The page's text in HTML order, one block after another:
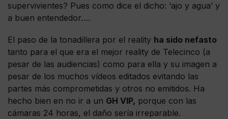
supervivientes? Pues como dice el dicho: ‘ajo y agua’ y
a buen entendedor….
El paso de la tonadillera por el reality ha sido nefasto
tanto para el que era el mejor reality de Telecinco (a
pesar de las audiencias) como para ella y su imagen a
pesar de los muchos vídeos editados evitando las
partes más comprometidas y otros no emitidos. Ha
hecho bien en no ir a un GH VIP, porque con las
cámaras 24 horas, el daño sería irreparable.